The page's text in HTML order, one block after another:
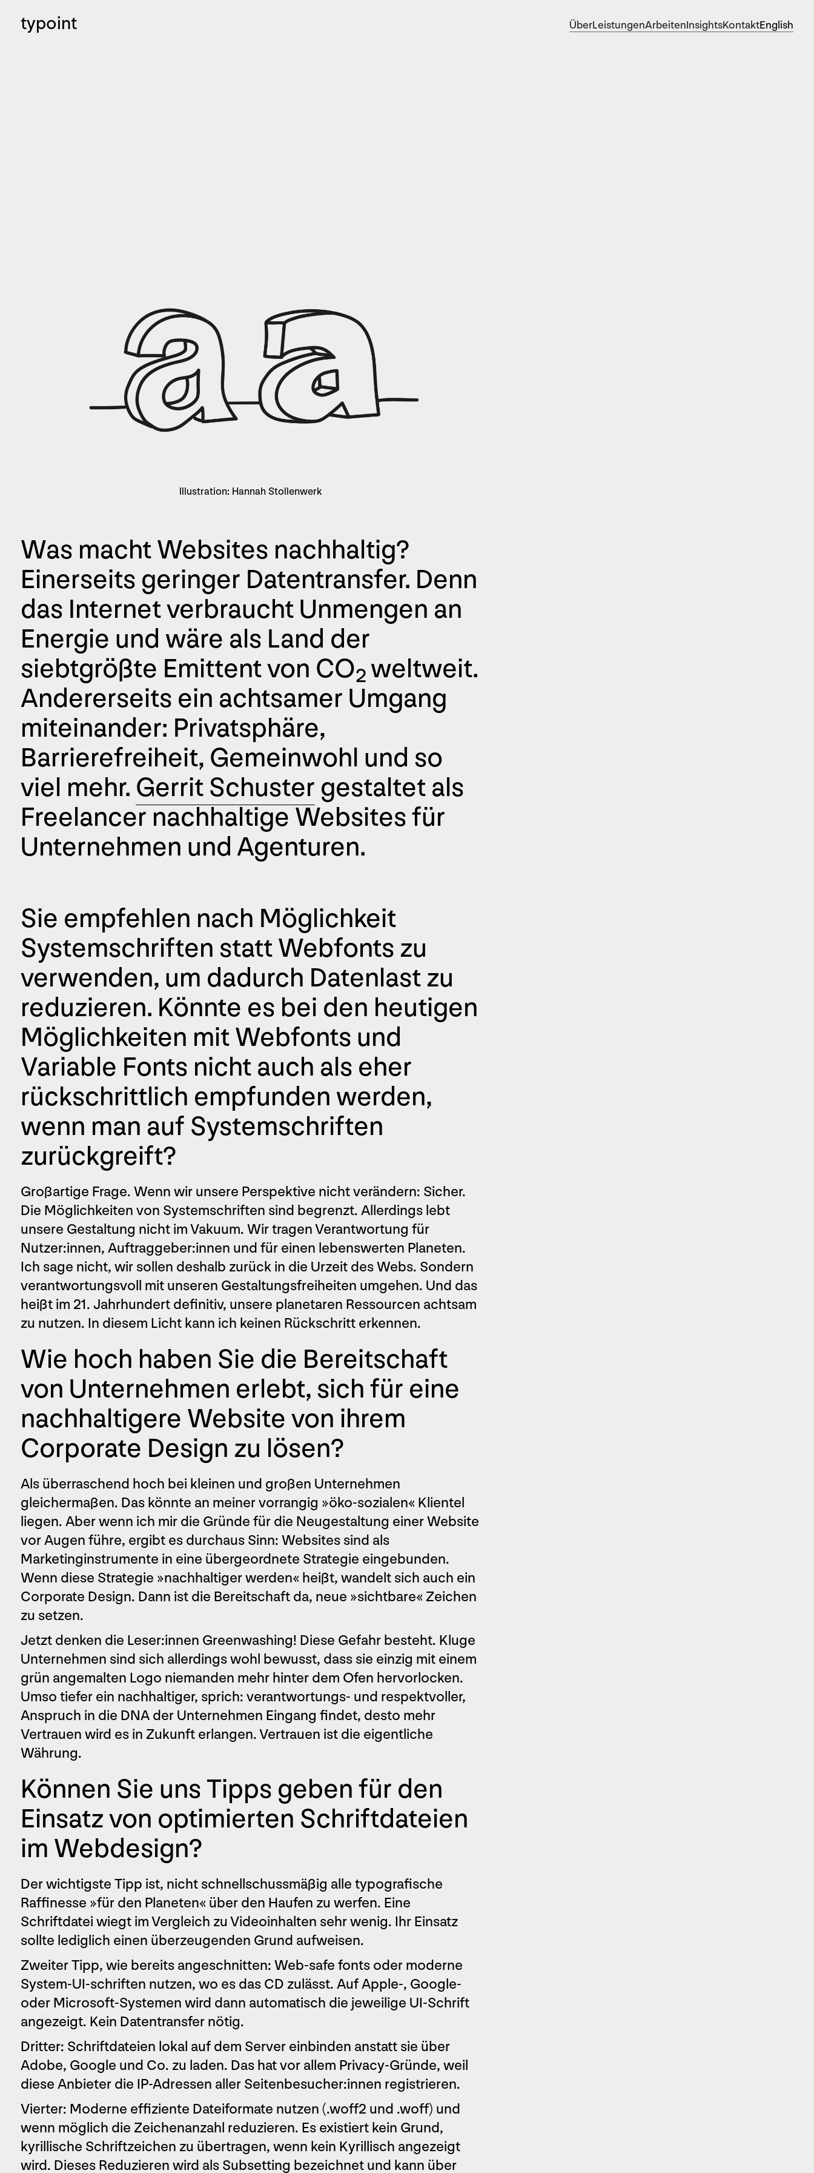
typoint ÜberLeistungenArbeitenInsightsKontaktEnglish
Illustration: Hannah Stollenwerk
Was macht Websites nachhaltig?
Einerseits geringer Datentransfer. Denn
das Internet verbraucht Unmengen an
Energie und wäre als Land der
siebtgrößte Emittent von CO2 weltweit.
Andererseits ein achtsamer Umgang
miteinander: Privatsphäre,
Barrierefreiheit, Gemeinwohl und so
viel mehr. Gerrit Schuster gestaltet als
Freelancer nachhaltige Websites für
Unternehmen und Agenturen.
Sie empfehlen nach Möglichkeit
Systemschriften statt Webfonts zu
verwenden, um dadurch Datenlast zu
reduzieren. Könnte es bei den heutigen
Möglichkeiten mit Webfonts und
Variable Fonts nicht auch als eher
rückschrittlich empfunden werden,
wenn man auf Systemschriften
zurückgreift?
Großartige Frage. Wenn wir unsere Perspektive nicht verändern: Sicher.
Die Möglichkeiten von Systemschriften sind begrenzt. Allerdings lebt
unsere Gestaltung nicht im Vakuum. Wir tragen Verantwortung für
Nutzer:innen, Auftraggeber:innen und für einen lebenswerten Planeten.
Ich sage nicht, wir sollen deshalb zurück in die Urzeit des Webs. Sondern
verantwortungsvoll mit unseren Gestaltungsfreiheiten umgehen. Und das
heißt im 21. Jahrhundert definitiv, unsere planetaren Ressourcen achtsam
zu nutzen. In diesem Licht kann ich keinen Rückschritt erkennen.
Wie hoch haben Sie die Bereitschaft
von Unternehmen erlebt, sich für eine
nachhaltigere Website von ihrem
Corporate Design zu lösen?
Als überraschend hoch bei kleinen und großen Unternehmen
gleichermaßen. Das könnte an meiner vorrangig »öko-sozialen« Klientel
liegen. Aber wenn ich mir die Gründe für die Neugestaltung einer Website
vor Augen führe, ergibt es durchaus Sinn: Websites sind als
Marketinginstrumente in eine übergeordnete Strategie eingebunden.
Wenn diese Strategie »nachhaltiger werden« heißt, wandelt sich auch ein
Corporate Design. Dann ist die Bereitschaft da, neue »sichtbare« Zeichen
zu setzen.
Jetzt denken die Leser:innen Greenwashing! Diese Gefahr besteht. Kluge
Unternehmen sind sich allerdings wohl bewusst, dass sie einzig mit einem
grün angemalten Logo niemanden mehr hinter dem Ofen hervorlocken.
Umso tiefer ein nachhaltiger, sprich: verantwortungs- und respektvoller,
Anspruch in die DNA der Unternehmen Eingang findet, desto mehr
Vertrauen wird es in Zukunft erlangen. Vertrauen ist die eigentliche
Währung.
Können Sie uns Tipps geben für den
Einsatz von optimierten Schriftdateien
im Webdesign?
Der wichtigste Tipp ist, nicht schnellschussmäßig alle typografische
Raffinesse »für den Planeten« über den Haufen zu werfen. Eine
Schriftdatei wiegt im Vergleich zu Videoinhalten sehr wenig. Ihr Einsatz
sollte lediglich einen überzeugenden Grund aufweisen.
Zweiter Tipp, wie bereits angeschnitten: Web-safe fonts oder moderne
System-UI-schriften nutzen, wo es das CD zulässt. Auf Apple-, Google-
oder Microsoft-Systemen wird dann automatisch die jeweilige UI-Schrift
angezeigt. Kein Datentransfer nötig.
Dritter: Schriftdateien lokal auf dem Server einbinden anstatt sie über
Adobe, Google und Co. zu laden. Das hat vor allem Privacy-Gründe, weil
diese Anbieter die IP-Adressen aller Seitenbesucher:innen registrieren.
Vierter: Moderne effiziente Dateiformate nutzen (.woff2 und .woff) und
wenn möglich die Zeichenanzahl reduzieren. Es existiert kein Grund,
kyrillische Schriftzeichen zu übertragen, wenn kein Kyrillisch angezeigt
wird. Dieses Reduzieren wird als Subsetting bezeichnet und kann über